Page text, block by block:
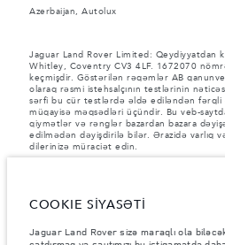
Azerbaijan, Autolux
Jaguar Land Rover Limited: Qeydiyyatdan
Whitley, Coventry CV3 4LF. 1672070
keçmişdir. Göstərilən rəqəmlər AB
olaraq rəsmi istehsalçının testlərinin
sərfi bu cür testlərdə əldə ediləndən fərqli
müqayisə məqsədləri üçündir. Bu veb-
qiymətlər və rənglər bazardan bazara
edilmədən dəyişdirilə bilər. Ərazidə varlıq
dilerinizə müraciət edin.
yükləndikdə Ümumi Avtomobil Çəkisinin
Şəkillər və spesifikasiyalar haqqında vacib
COOKIE SİYASƏTİ
Jaguar Land Rover sizə maraqlı ola